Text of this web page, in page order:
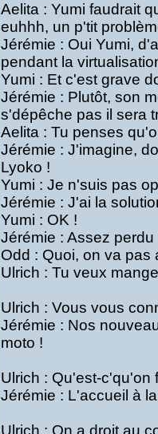
Aelita : Yumi faudrait
euhhh, un p'tit
Jérémie : Oui Yumi,
pendant la
Yumi : Et c'est grave
Jérémie : Plutôt, son
s'dépêche pas il sera
Aelita : Tu penses
Jérémie : J'imagine,
Lyoko !
Yumi : Je n'suis pas
Jérémie : J'ai la
Yumi : OK !
Jérémie : Assez
Odd : Quoi, on va pas
Ulrich : Tu veux
Ulrich : Vous vous
Jérémie : Nos
moto !
Ulrich : Qu'est-c'qu'on
Jérémie : L'accueil à
Ulrich : On a droit au